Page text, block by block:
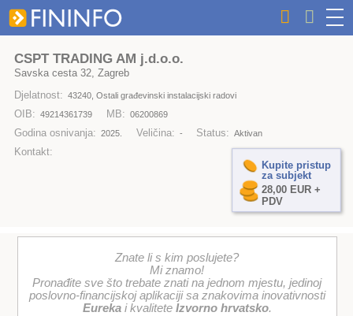
CSPT TRADING AM j.d.o.o.
Savska cesta 32, Zagreb
Djelatnost: 43240, Ostali građevinski instalacijski radovi
OIB: 49214361739 MB: 06200869
Godina osnivanja: 2025. Veličina: - Status: Aktivan
Kontakt:
Kupite pristup
za subjekt
28,00 EUR +
PDV
Znate li s kim poslujete?
Mi znamo!
Pronađite sve što trebate znati na jednom mjestu, jedinoj
poslovno-financijskoj aplikaciji sa znakovima inovativnosti
Eurekai kvalitete Izvorno hrvatsko.